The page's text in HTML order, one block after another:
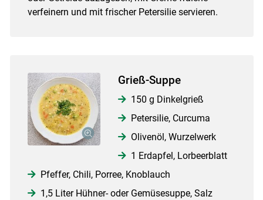
verfeinern und mit frischer Petersilie servieren.
Grieß-Suppe
150 g Dinkelgrieß
Petersilie, Curcuma
Olivenöl, Wurzelwerk
1 Erdapfel, Lorbeerblatt
Pfeffer, Chili, Porree, Knoblauch
1,5 Liter Hühner- oder Gemüsesuppe, Salz